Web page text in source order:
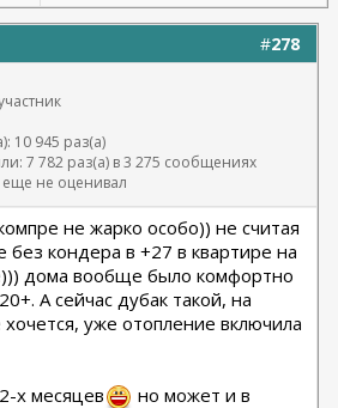
#278
10 945 раз(а)
7 782 раз(а) в 3 275 сообщениях
еще не оценивал
не жарко особо)) не считая
без кондера в +27 в квартире на
дома вообще было комфортно
А сейчас дубак такой, на
уже отопление включила
х месяцев
но может и в